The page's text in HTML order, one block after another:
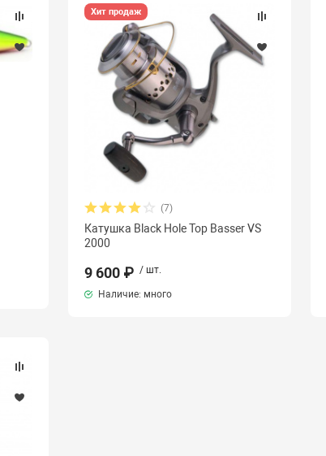
Хит продаж
(7)
Катушка Black Hole Top Basser VS
2000
9 600 ₽ / шт.
Наличие: много